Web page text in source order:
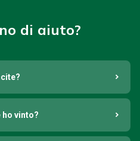
di aiuto?
vinto?